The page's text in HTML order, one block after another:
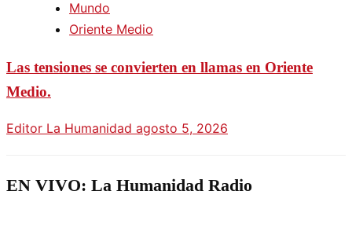
Mundo
Oriente Medio
Las tensiones se convierten en llamas en Oriente
Medio.
Editor La Humanidad agosto 5, 2026
EN VIVO: La Humanidad Radio